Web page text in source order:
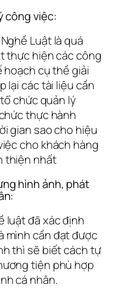
công việc:
Luật là quá
thực hiện các công
cụ thề giải
lại các tài liệu cần
chức quản lý
thực hành
gian sao cho hiệu
cho khách hàng
thiện nhất
hình ảnh, phát
luật đã xác định
mình cần đạt được
thì sẽ biết cách tự
tiện phù hợp
cá nhân.